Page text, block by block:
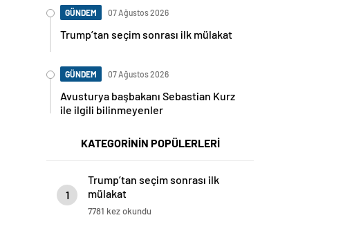
GÜNDEM 07 Ağustos 2026
Trump’tan seçim sonrası ilk mülakat
GÜNDEM 07 Ağustos 2026
Avusturya başbakanı Sebastian Kurz
ile ilgili bilinmeyenler
KATEGORİNİN POPÜLERLERİ
1
Trump’tan seçim sonrası ilk
mülakat
7781 kez okundu